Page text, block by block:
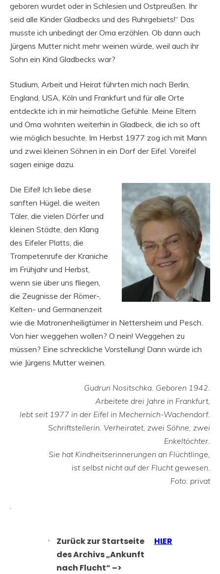
geboren wurdet oder in Schlesien und Ostpreußen. Ihr
seid alle Kinder Gladbecks und des Ruhrgebiets!“ Das
musste ich unbedingt der Oma erzählen. Ob dann auch
Jürgens Mutter nicht mehr weinen würde, weil auch ihr
Sohn ein Kind Gladbecks war?
Studium, Arbeit und Heirat führten mich nach Berlin,
England, USA, Köln und Frankfurt und für alle Orte
entdeckte ich in mir heimatliche Gefühle. Meine Eltern
und Oma wohnten weiterhin in Gladbeck, die ich so oft
wie möglich besuchte. Im Herbst 1977 zog ich mit Mann
und zwei kleinen Söhnen in ein Dorf der Eifel. Voreifel
sagen einige dazu.
Die Eifel! Ich liebe diese
sanften Hügel, die weiten
Täler, die vielen Dörfer und
kleinen Städte, den Klang
des Eifeler Platts, die
Trompetenrufe der Kraniche
im Frühjahr und Herbst,
wenn sie über uns fliegen,
die Zeugnisse der Römer-,
Kelten- und Germanenzeit
wie die Matronenheiligtümer in Nettersheim und Pesch.
Von hier weggehen wollen? O nein! Weggehen zu
müssen? Eine schreckliche Vorstellung! Dann würde ich
wie Jürgens Mutter weinen.
Gudrun Nositschka. Geboren 1942.
Arbeitete drei Jahre in Frankfurt,
lebt seit 1977 in der Eifel in Mechernich-Wachendorf.
Schriftstellerin. Verheiratet, zwei Söhne, zwei
Enkeltöchter.
Sie hat Kindheitserinnerungen an Flüchtlinge,
ist selbst nicht auf der Flucht gewesen.
Foto: privat
Zurück zur Startseite
des Archivs „Ankunft
nach Flucht“ –>
HIER
.